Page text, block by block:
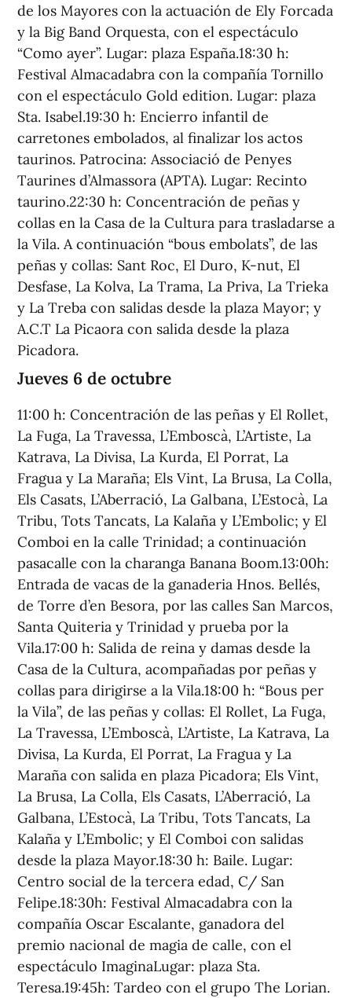
de los Mayores con la actuación de Ely Forcada
y la Big Band Orquesta, con el espectáculo
“Como ayer”. Lugar: plaza España.18:30 h:
Festival Almacadabra con la compañía Tornillo
con el espectáculo Gold edition. Lugar: plaza
Sta. Isabel.19:30 h: Encierro infantil de
carretones embolados, al finalizar los actos
taurinos. Patrocina: Associació de Penyes
Taurines d’Almassora (APTA). Lugar: Recinto
taurino.22:30 h: Concentración de peñas y
collas en la Casa de la Cultura para trasladarse a
la Vila. A continuación “bous embolats”, de las
peñas y collas: Sant Roc, El Duro, K-nut, El
Desfase, La Kolva, La Trama, La Priva, La Trieka
y La Treba con salidas desde la plaza Mayor; y
A.C.T La Picaora con salida desde la plaza
Picadora.
Jueves 6 de octubre
11:00 h: Concentración de las peñas y El Rollet,
La Fuga, La Travessa, L’Emboscà, L’Artiste, La
Katrava, La Divisa, La Kurda, El Porrat, La
Fragua y La Maraña; Els Vint, La Brusa, La Colla,
Els Casats, L’Aberració, La Galbana, L’Estocà, La
Tribu, Tots Tancats, La Kalaña y L’Embolic; y El
Comboi en la calle Trinidad; a continuación
pasacalle con la charanga Banana Boom.13:00h:
Entrada de vacas de la ganaderia Hnos. Bellés,
de Torre d’en Besora, por las calles San Marcos,
Santa Quiteria y Trinidad y prueba por la
Vila.17:00 h: Salida de reina y damas desde la
Casa de la Cultura, acompañadas por peñas y
collas para dirigirse a la Vila.18:00 h: “Bous per
la Vila”, de las peñas y collas: El Rollet, La Fuga,
La Travessa, L’Emboscà, L’Artiste, La Katrava, La
Divisa, La Kurda, El Porrat, La Fragua y La
Maraña con salida en plaza Picadora; Els Vint,
La Brusa, La Colla, Els Casats, L’Aberració, La
Galbana, L’Estocà, La Tribu, Tots Tancats, La
Kalaña y L’Embolic; y El Comboi con salidas
desde la plaza Mayor.18:30 h: Baile. Lugar:
Centro social de la tercera edad, C/ San
Felipe.18:30h: Festival Almacadabra con la
compañía Oscar Escalante, ganadora del
premio nacional de magia de calle, con el
espectáculo ImaginaLugar: plaza Sta.
Teresa.19:45h: Tardeo con el grupo The Lorian.